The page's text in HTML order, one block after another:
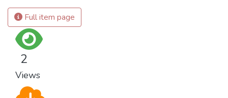
Full item page
2
Views